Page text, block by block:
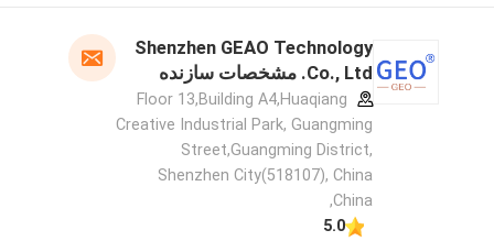
Shenzhen GEAO Technology
Co., Ltd. مشخصات سازنده
Floor 13,Building A4,Huaqiang
Creative Industrial Park, Guangming
Street,Guangming District,
Shenzhen City(518107), China
,China
5.0